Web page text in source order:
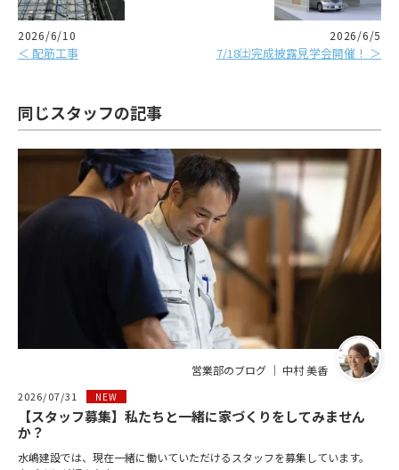
2026/6/10
＜ 配筋工事
2026/6/5
7/18㈯完成披露見学会開催！ ＞
同じスタッフの記事
営業部のブログ ｜ 中村 美香
2026/07/31 NEW
【スタッフ募集】私たちと一緒に家づくりをしてみません
か？
水嶋建設では、現在一緒に働いていただけるスタッフを募集しています。